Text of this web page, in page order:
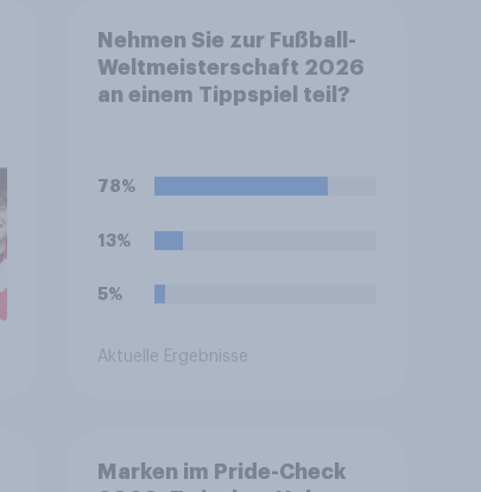
Nehmen Sie zur Fußball-
Weltmeisterschaft 2026
an einem Tippspiel teil?
78%
13%
5%
Aktuelle Ergebnisse
Marken im Pride-Check